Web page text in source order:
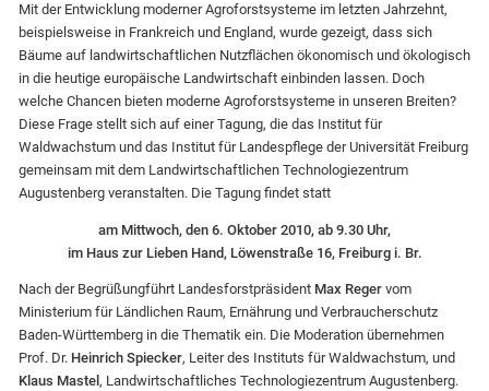
Mit der Entwicklung moderner Agroforstsysteme im letzten Jahrzehnt,
beispielsweise in Frankreich und England, wurde gezeigt, dass sich
Bäume auf landwirtschaftlichen Nutzflächen ökonomisch und ökologisch
in die heutige europäische Landwirtschaft einbinden lassen. Doch
welche Chancen bieten moderne Agroforstsysteme in unseren Breiten?
Diese Frage stellt sich auf einer Tagung, die das Institut für
Waldwachstum und das Institut für Landespflege der Universität Freiburg
gemeinsam mit dem Landwirtschaftlichen Technologiezentrum
Augustenberg veranstalten. Die Tagung findet statt
am Mittwoch, den 6. Oktober 2010, ab 9.30 Uhr,
im Haus zur Lieben Hand, Löwenstraße 16, Freiburg i. Br.
Nach der Begrüßungführt Landesforstpräsident Max Reger vom
Ministerium für Ländlichen Raum, Ernährung und Verbraucherschutz
Baden-Württemberg in die Thematik ein. Die Moderation übernehmen
Prof. Dr. Heinrich Spiecker, Leiter des Instituts für Waldwachstum, und
Klaus Mastel , Landwirtschaftliches Technologiezentrum Augustenberg.